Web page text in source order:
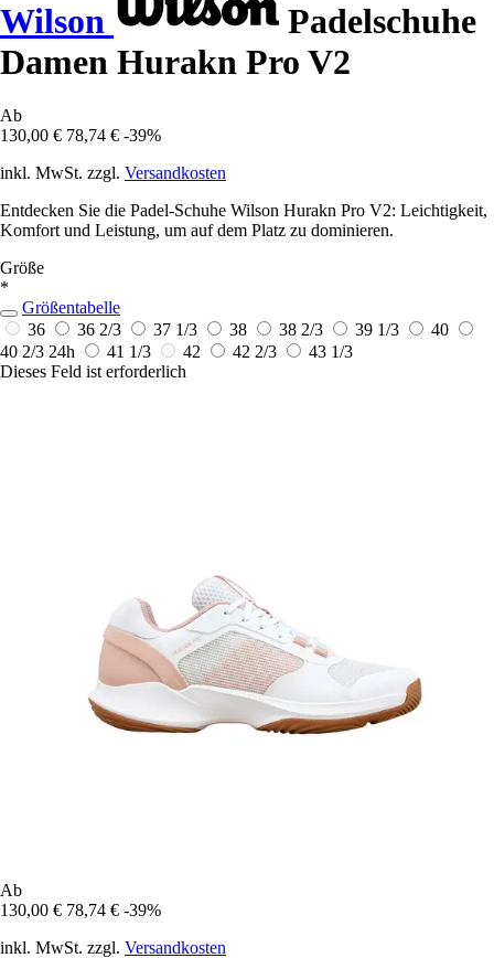
Wilson
Padelschuhe
Damen Hurakn Pro V2
Ab
130,00 € 78,74 € -39%
inkl. MwSt. zzgl. Versandkosten
Entdecken Sie die Padel-Schuhe Wilson Hurakn Pro V2: Leichtigkeit,
Komfort und Leistung, um auf dem Platz zu dominieren.
Größe
*
Größentabelle
36
36 2/3 37 1/3 38 38 2/3 39 1/3
40
40 2/3 24h 41 1/3 42 42 2/3
43 1/3
Dieses Feld ist erforderlich
Ab
130,00 € 78,74 € -39%
inkl. MwSt. zzgl. Versandkosten